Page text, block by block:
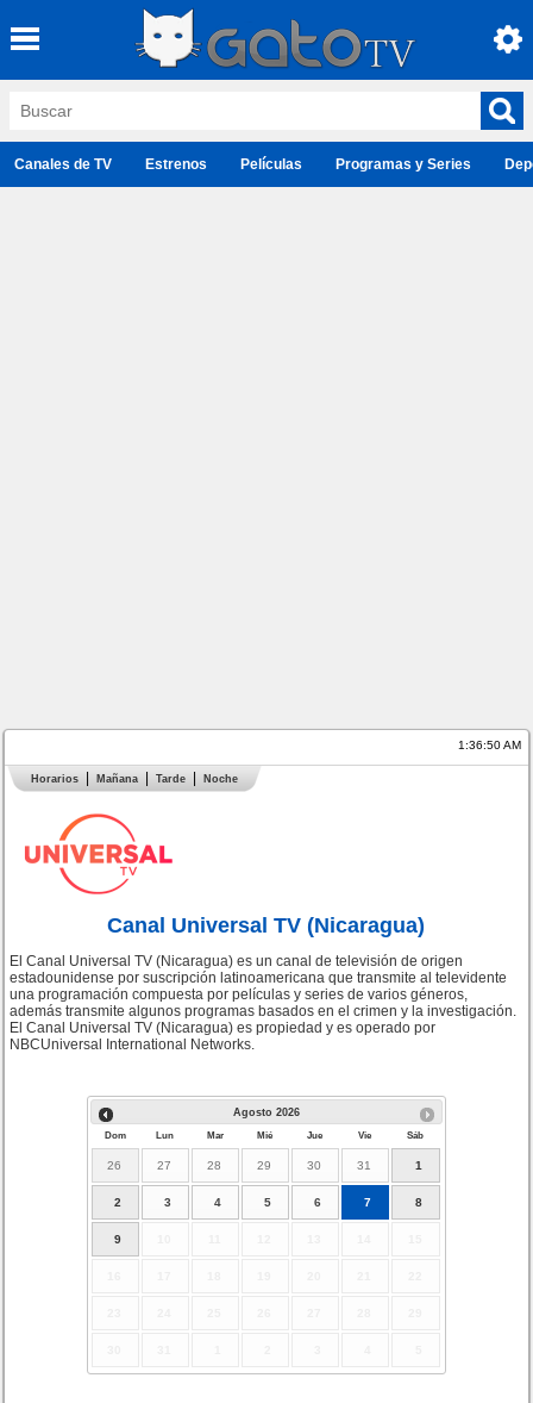
Canales de TV Estrenos Películas Programas y Series
1:36:50 AM
Horarios Mañana Tarde Noche
Canal Universal TV (Nicaragua)
El Canal Universal TV (Nicaragua) es un canal de televisión de origen
estadounidense por suscripción latinoamericana que transmite al televidente
una programación compuesta por películas y series de varios géneros,
además transmite algunos programas basados en el crimen y la investigación.
El Canal Universal TV (Nicaragua) es propiedad y es operado por
NBCUniversal International Networks.
Agosto 2026
Dom Lun Mar Mié Jue Vie Sáb
26 27 28 29 30 31 1
2 3 4 5 6 7 8
9